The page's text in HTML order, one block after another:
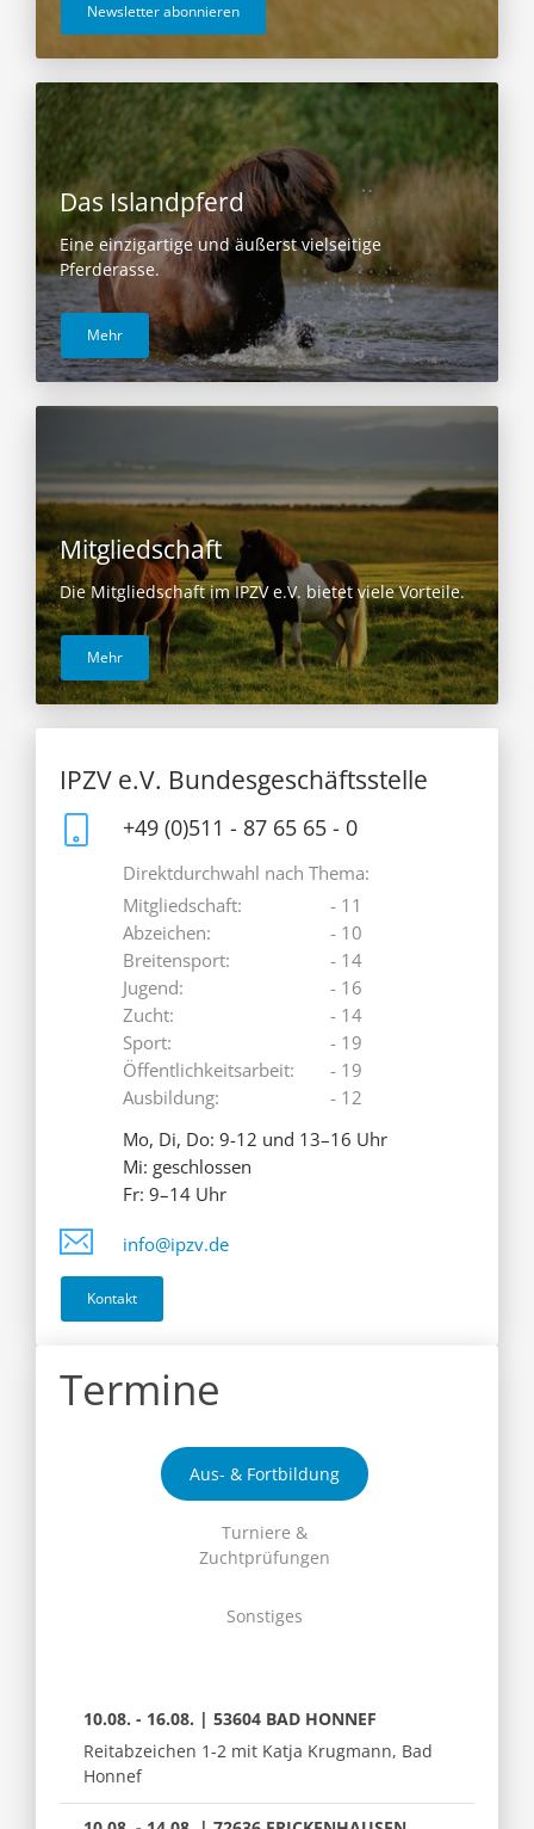
Newsletter abonnieren
Das Islandpferd
Eine einzigartige und äußerst vielseitige
Pferderasse.
Mehr
Mitgliedschaft
Die Mitgliedschaft im IPZV e.V. bietet viele Vorteile.
Mehr
IPZV e.V. Bundesgeschäftsstelle
+49 (0)511 - 87 65 65 - 0
Direktdurchwahl nach Thema:
Mitgliedschaft:
Abzeichen:
Breitensport:
Jugend:
Zucht:
Sport:
Öffentlichkeitsarbeit:
Ausbildung:
- 11
- 10
- 14
- 16
- 14
- 19
- 19
- 12
Mo, Di, Do: 9-12 und 13–16 Uhr
Mi: geschlossen
Fr: 9–14 Uhr
info@ipzv.de
Kontakt
Termine
Aus- & Fortbildung
Turniere &
Zuchtprüfungen
Sonstiges
10.08. - 16.08. | 53604 BAD HONNEF
Reitabzeichen 1-2 mit Katja Krugmann, Bad
Honnef